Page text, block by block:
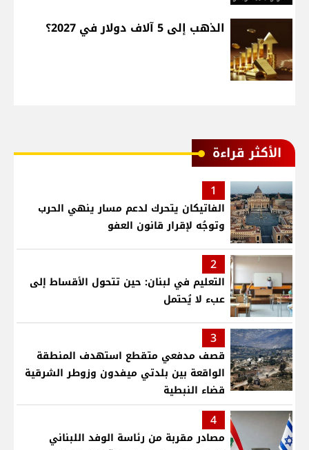
الذهب إلى 5 آلاف دولار في 2027؟
الأكثر قراءة
1
الفاتيكان يتحرك لدعم مسار ينهي الحرب
وتوجُه لإقرار قانون العفو
2
التعليم في لبنان: حين تتحول الأقساط إلى
عبء لا يُحتمل
3
قصف مدفعي متقطع استهدف المنطقة
الواقعة بين بلدتي ميفدون وزوطر الشرقية
قضاء النبطية
4
مصادر مقربة من رئاسة الوفد اللبناني